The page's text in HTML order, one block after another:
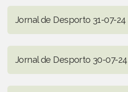
Jornal de Desporto 31-07-24
Jornal de Desporto 30-07-24